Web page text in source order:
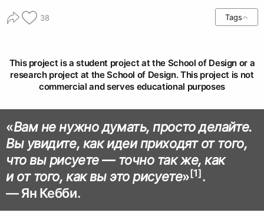
38 Tags
This project is a student project at the School of Design or a
research project at the School of Design. This project is not
commercial and serves educational purposes
«Вам не нужно думать, просто делайте.
Вы увидите, как идеи приходят от того,
что вы рисуете — точно так же, как
и от того, как вы это рисуете»[1].
— Ян Кебби.